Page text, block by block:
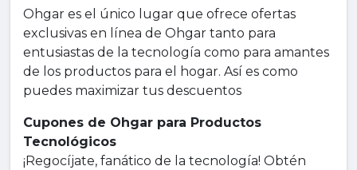
Ohgar es el único lugar que ofrece ofertas
exclusivas en línea de Ohgar tanto para
entusiastas de la tecnología como para amantes
de los productos para el hogar. Así es como
puedes maximizar tus descuentos
Cupones de Ohgar para Productos
Tecnológicos
¡Regocíjate, fanático de la tecnología! Obtén